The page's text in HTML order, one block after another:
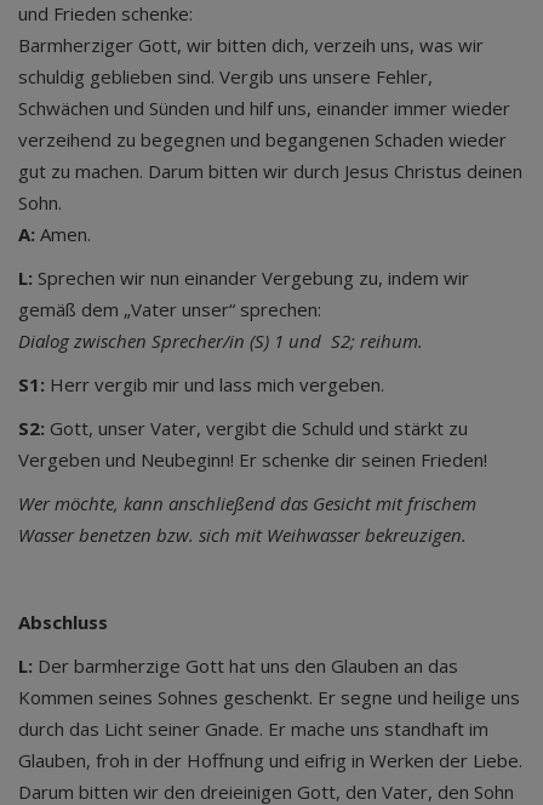
und Frieden schenke:
Barmherziger Gott, wir bitten dich, verzeih uns, was wir
schuldig geblieben sind. Vergib uns unsere Fehler,
Schwächen und Sünden und hilf uns, einander immer wieder
verzeihend zu begegnen und begangenen Schaden wieder
gut zu machen. Darum bitten wir durch Jesus Christus deinen
Sohn.
A: Amen.
L: Sprechen wir nun einander Vergebung zu, indem wir
gemäß dem „Vater unser“ sprechen:
Dialog zwischen Sprecher/in (S) 1 und S2; reihum.
S1: Herr vergib mir und lass mich vergeben.
S2: Gott, unser Vater, vergibt die Schuld und stärkt zu
Vergeben und Neubeginn! Er schenke dir seinen Frieden!
Wer möchte, kann anschließend das Gesicht mit frischem
Wasser benetzen bzw. sich mit Weihwasser bekreuzigen.
Abschluss
L: Der barmherzige Gott hat uns den Glauben an das
Kommen seines Sohnes geschenkt. Er segne und heilige uns
durch das Licht seiner Gnade. Er mache uns standhaft im
Glauben, froh in der Hoffnung und eifrig in Werken der Liebe.
Darum bitten wir den dreieinigen Gott, den Vater, den Sohn